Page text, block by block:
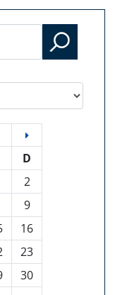
D
2
9
16
23
30